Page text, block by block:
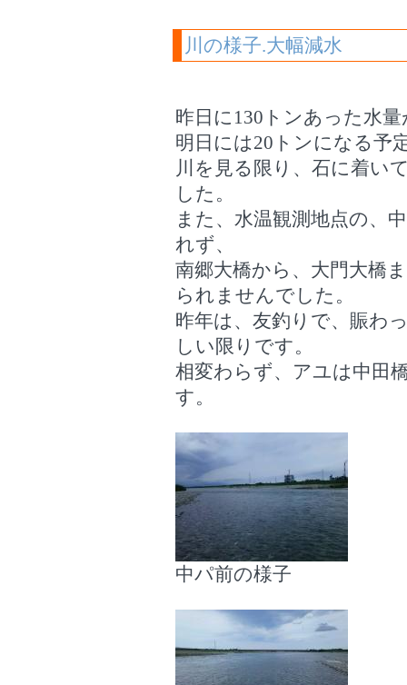
川の様子.大幅減水
昨日に130トンあった水
明日には20トンになる予
川を見る限り、石に着い
した。
また、水温観測地点の、
れず、
南郷大橋から、大門大橋
られませんでした。
昨年は、友釣りで、賑わ
しい限りです。
相変わらず、アユは中田
す。
中パ前の様子